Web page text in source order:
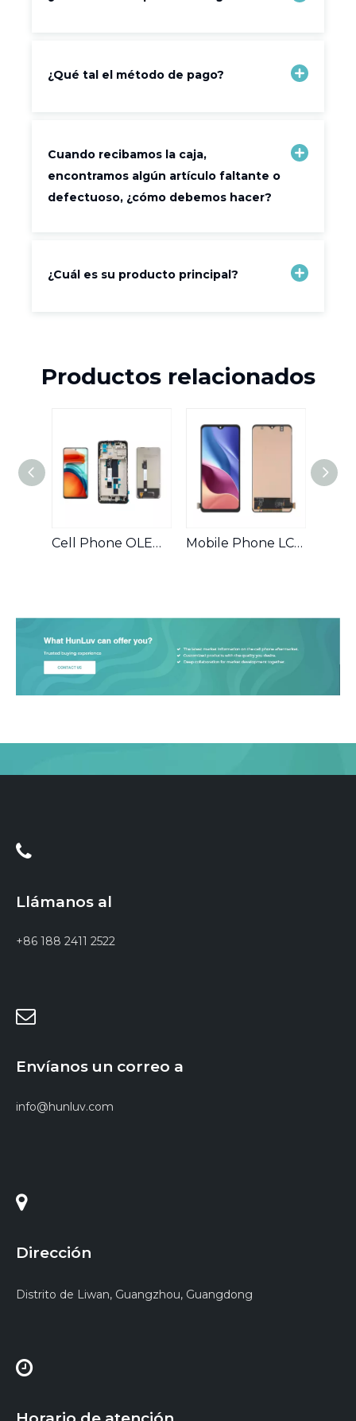
¿Qué tal el método de pago?
Cuando recibamos la caja,
encontramos algún artículo faltante o
defectuoso, ¿cómo debemos hacer?
¿Cuál es su producto principal?
Productos relacionados
Cell Phone OLED Screen Assembly Compatible For Xiaomi Poco X3 Gt Mobile Phone LCD Screen Assembly Compatible For Xiaomi Poco F3
Llámanos al
+86 188 2411 2522
Envíanos un correo a
info@hunluv.com
Dirección
Distrito de Liwan, Guangzhou, Guangdong